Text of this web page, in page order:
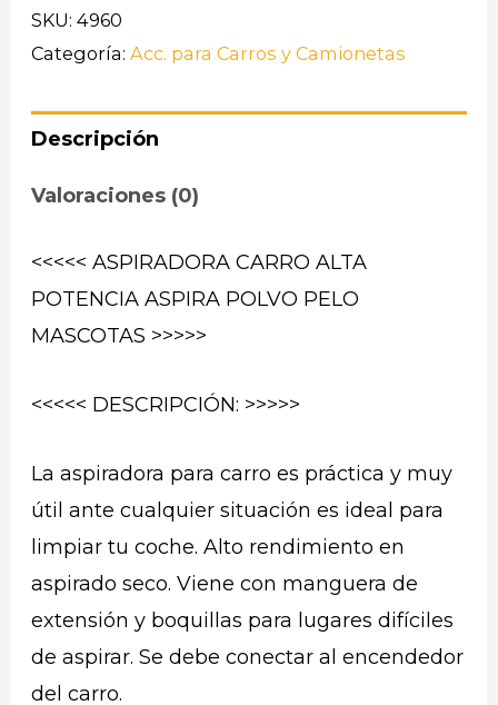
SKU: 4960
Categoría: Acc. para Carros y Camionetas
Descripción
Valoraciones (0)
<<<<< ASPIRADORA CARRO ALTA
POTENCIA ASPIRA POLVO PELO
MASCOTAS >>>>>
<<<<< DESCRIPCIÓN: >>>>>
La aspiradora para carro es práctica y muy
útil ante cualquier situación es ideal para
limpiar tu coche. Alto rendimiento en
aspirado seco. Viene con manguera de
extensión y boquillas para lugares difíciles
de aspirar. Se debe conectar al encendedor
del carro.